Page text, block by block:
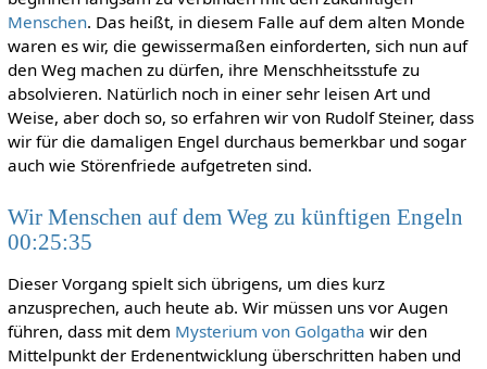
Menschen. Das heißt, in diesem Falle auf dem alten Monde
waren es wir, die gewissermaßen einforderten, sich nun auf
den Weg machen zu dürfen, ihre Menschheitsstufe zu
absolvieren. Natürlich noch in einer sehr leisen Art und
Weise, aber doch so, so erfahren wir von Rudolf Steiner, dass
wir für die damaligen Engel durchaus bemerkbar und sogar
auch wie Störenfriede aufgetreten sind.
Wir Menschen auf dem Weg zu künftigen Engeln
00:25:35
Dieser Vorgang spielt sich übrigens, um dies kurz
anzusprechen, auch heute ab. Wir müssen uns vor Augen
führen, dass mit dem Mysterium von Golgatha wir den
Mittelpunkt der Erdenentwicklung überschritten haben und